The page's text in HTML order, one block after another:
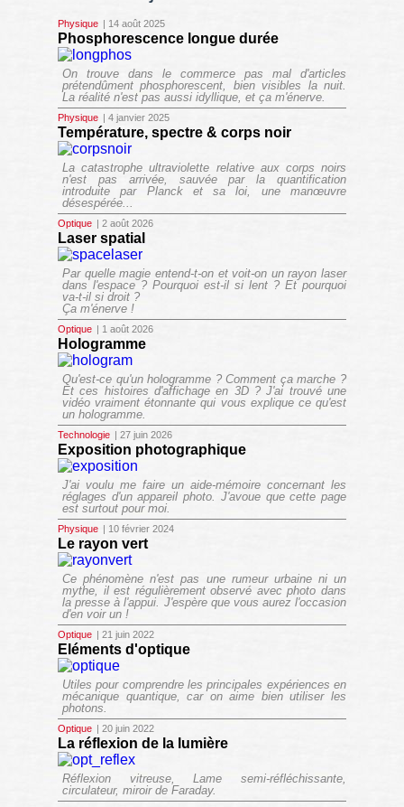
Physique | 14 août 2025
Phosphorescence longue durée
On trouve dans le commerce pas mal d'articles
prétendûment phosphorescent, bien visibles la nuit.
La réalité n'est pas aussi idyllique, et ça m'énerve.
Physique | 4 janvier 2025
Température, spectre & corps noir
La catastrophe ultraviolette relative aux corps noirs
n'est pas arrivée, sauvée par la quantification
introduite par Planck et sa loi, une manœuvre
désespérée...
Optique | 2 août 2026
Laser spatial
Par quelle magie entend-t-on et voit-on un rayon laser
dans l'espace ? Pourquoi est-il si lent ? Et pourquoi
va-t-il si droit ?
Ça m'énerve !
Optique | 1 août 2026
Hologramme
Qu'est-ce qu'un hologramme ? Comment ça marche ?
Et ces histoires d'affichage en 3D ? J'ai trouvé une
vidéo vraiment étonnante qui vous explique ce qu'est
un hologramme.
Technologie | 27 juin 2026
Exposition photographique
J'ai voulu me faire un aide-mémoire concernant les
réglages d'un appareil photo. J'avoue que cette page
est surtout pour moi.
Physique | 10 février 2024
Le rayon vert
Ce phénomène n'est pas une rumeur urbaine ni un
mythe, il est régulièrement observé avec photo dans
la presse à l'appui. J'espère que vous aurez l'occasion
d'en voir un !
Optique | 21 juin 2022
Eléments d'optique
Utiles pour comprendre les principales expériences en
mécanique quantique, car on aime bien utiliser les
photons.
Optique | 20 juin 2022
La réflexion de la lumière
Réflexion vitreuse, Lame semi-réfléchissante,
circulateur, miroir de Faraday.